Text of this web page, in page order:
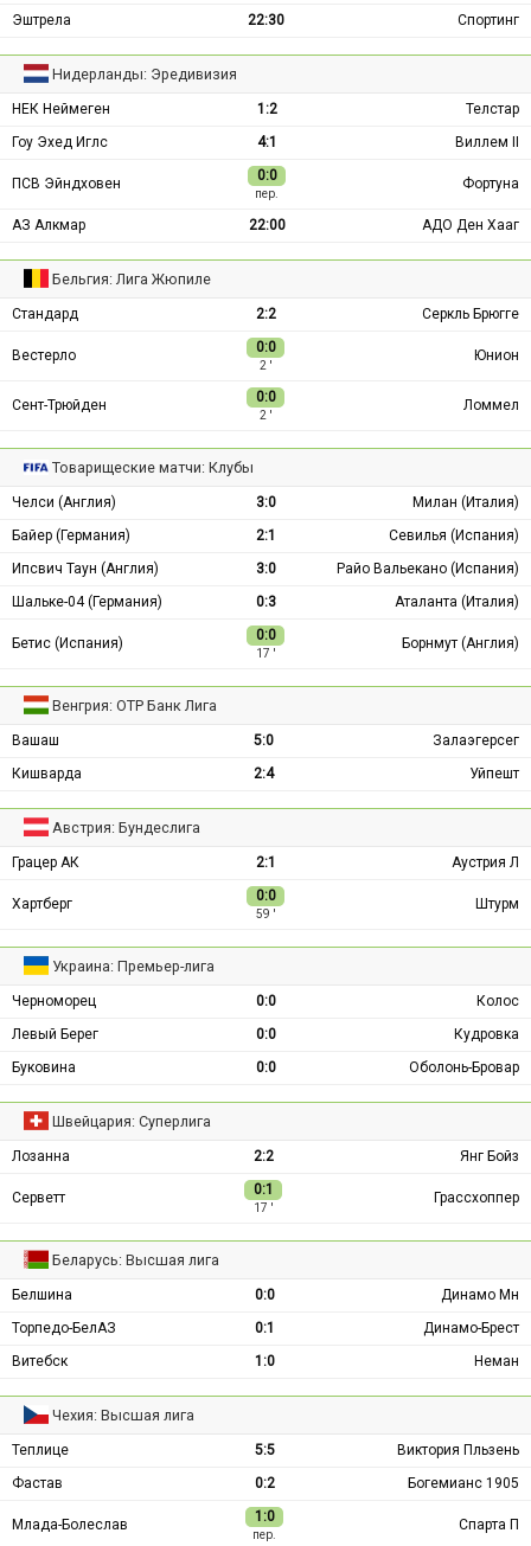
Эштрела 22:30 Спортинг
Нидерланды: Эредивизия
НЕК Неймеген 1:2
Телстар
Гоу Эхед Иглс
4:1 Виллем II
ПСВ Эйндховен 0:0
пер.
Фортуна
АЗ Алкмар 22:00 АДО Ден Хааг
Бельгия: Лига Жюпиле
Стандард 2:2 Серкль Брюгге
Вестерло 0:0
2 ′
Юнион
Сент-Трюйден 0:0
2 ′
Ломмел
Товарищеские матчи: Клубы
Челси (Англия) 3:0
Милан (Италия)
Байер (Германия)
2:1
Севилья (Испания)
Ипсвич Таун (Англия)
3:0
Райо Вальекано (Испания)
Шальке-04 (Германия)
0:3 Аталанта (Италия)
Бетис (Испания) 0:0
17 ′
Борнмут (Англия)
Венгрия: ОТР Банк Лига
Вашаш 5:0
Залаэгерсег
Кишварда
2:4 Уйпешт
Австрия: Бундеслига
Грацер АК 2:1 Аустрия Л
Хартберг 0:0
59 ′
Штурм
Украина: Премьер-лига
Черноморец 0:0
Колос
Левый Берег
0:0
Кудровка
Буковина
0:0 Оболонь-Бровар
Швейцария: Суперлига
Лозанна 2:2 Янг Бойз
Серветт 0:1
17 ′
Грассхоппер
Беларусь: Высшая лига
Белшина 0:0
Динамо Мн
Торпедо-БелАЗ
0:1
Динамо-Брест
Витебск
1:0 Неман
Чехия: Высшая лига
Теплице 5:5
Виктория Пльзень
Фастав
0:2 Богемианс 1905
Млада-Болеслав 1:0
пер.
Спарта П